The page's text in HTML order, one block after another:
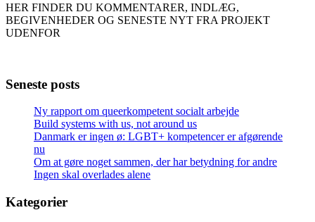
HER FINDER DU KOMMENTARER, INDLÆG,
BEGIVENHEDER OG SENESTE NYT FRA PROJEKT
UDENFOR
Seneste posts
Ny rapport om queerkompetent socialt arbejde
Build systems with us, not around us
Danmark er ingen ø: LGBT+ kompetencer er afgørende
nu
Om at gøre noget sammen, der har betydning for andre
Ingen skal overlades alene
Kategorier